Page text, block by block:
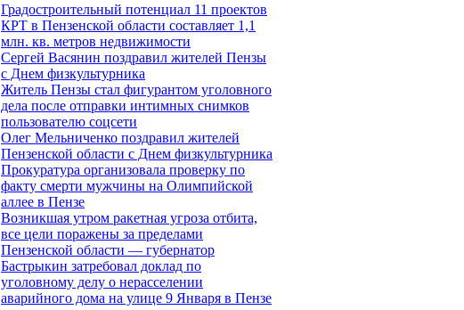
Градостроительный потенциал 11 проектов
КРТ в Пензенской области составляет 1,1
млн. кв. метров недвижимости
Сергей Васянин поздравил жителей Пензы
с Днем физкультурника
Житель Пензы стал фигурантом уголовного
дела после отправки интимных снимков
пользователю соцсети
Олег Мельниченко поздравил жителей
Пензенской области с Днем физкультурника
Прокуратура организовала проверку по
факту смерти мужчины на Олимпийской
аллее в Пензе
Возникшая утром ракетная угроза отбита,
все цели поражены за пределами
Пензенской области — губернатор
Бастрыкин затребовал доклад по
уголовному делу о нерасселении
аварийного дома на улице 9 Января в Пензе